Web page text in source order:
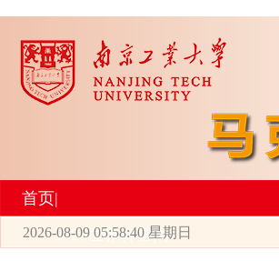
首页|
2026世界杯官网
2026-08-09 05:58:40 星期日